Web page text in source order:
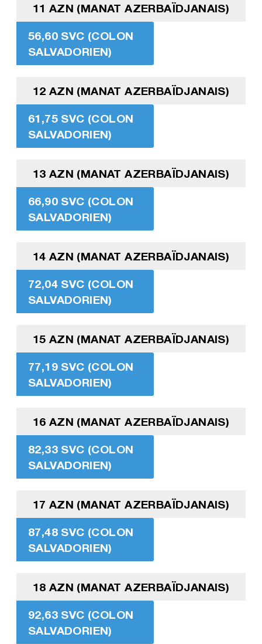
11 AZN (MANAT AZERBAÏDJANAIS)
56,60 SVC (COLON
SALVADORIEN)
12 AZN (MANAT AZERBAÏDJANAIS)
61,75 SVC (COLON
SALVADORIEN)
13 AZN (MANAT AZERBAÏDJANAIS)
66,90 SVC (COLON
SALVADORIEN)
14 AZN (MANAT AZERBAÏDJANAIS)
72,04 SVC (COLON
SALVADORIEN)
15 AZN (MANAT AZERBAÏDJANAIS)
77,19 SVC (COLON
SALVADORIEN)
16 AZN (MANAT AZERBAÏDJANAIS)
82,33 SVC (COLON
SALVADORIEN)
17 AZN (MANAT AZERBAÏDJANAIS)
87,48 SVC (COLON
SALVADORIEN)
18 AZN (MANAT AZERBAÏDJANAIS)
92,63 SVC (COLON
SALVADORIEN)